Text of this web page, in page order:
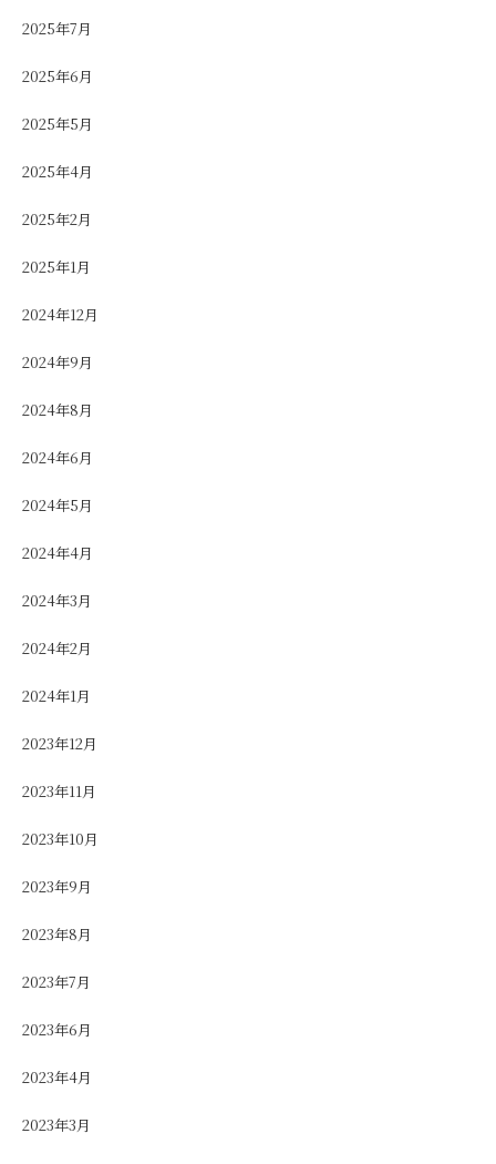
2025年7月
2025年6月
2025年5月
2025年4月
2025年2月
2025年1月
2024年12月
2024年9月
2024年8月
2024年6月
2024年5月
2024年4月
2024年3月
2024年2月
2024年1月
2023年12月
2023年11月
2023年10月
2023年9月
2023年8月
2023年7月
2023年6月
2023年4月
2023年3月